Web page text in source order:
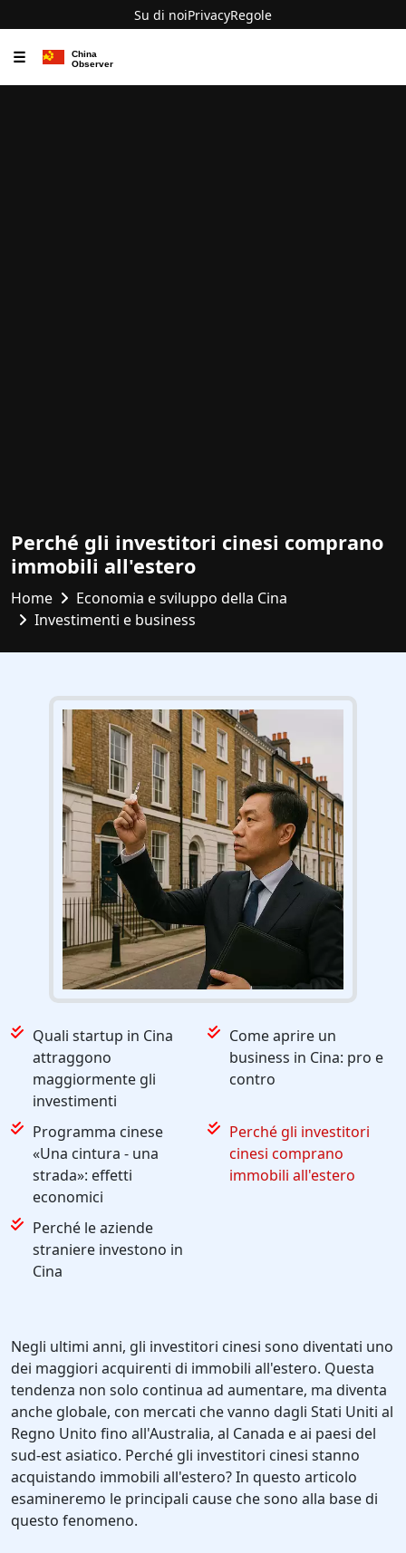
Su di noiPrivacyRegole
☰
Perché gli investitori cinesi comprano
immobili all'estero
Home
Economia e sviluppo della Cina
Investimenti e business
Quali startup in Cina
attraggono
maggiormente gli
investimenti
Come aprire un
business in Cina: pro e
contro
Programma cinese
«Una cintura - una
strada»: effetti
economici
Perché gli investitori
cinesi comprano
immobili all'estero
Perché le aziende
straniere investono in
Cina
Negli ultimi anni, gli investitori cinesi sono diventati uno
dei maggiori acquirenti di immobili all'estero. Questa
tendenza non solo continua ad aumentare, ma diventa
anche globale, con mercati che vanno dagli Stati Uniti al
Regno Unito fino all'Australia, al Canada e ai paesi del
sud-est asiatico. Perché gli investitori cinesi stanno
acquistando immobili all'estero? In questo articolo
esamineremo le principali cause che sono alla base di
questo fenomeno.